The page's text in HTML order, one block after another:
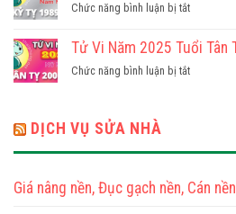
Mạng
2025
Kỷ
Chức năng bình luận bị tắtở
Vi
2025
Mạng
Tử Vi Năm 2025 Tuổi Tân
Chức năng bình luận bị tắtở
Tuổi
Tỵ
DỊCH VỤ SỬA NHÀ
Giá nâng nền, Đục gạch nền, Cán